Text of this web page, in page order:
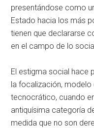
presentándose como
Estado hacia los más
tienen que declararse
en el campo de lo
El estigma social hace
la focalización,
tecnocrático, cuando
antiquísima categoría
medida que no son